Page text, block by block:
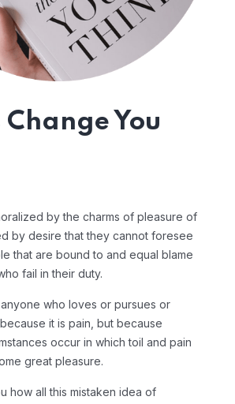
Change You
by the charms of pleasure of
by desire that they cannot foresee
that are bound to and equal blame
fail in their duty.
who loves or pursues or
it is pain, but because
occur in which toil and pain
great pleasure.
how all this mistaken idea of